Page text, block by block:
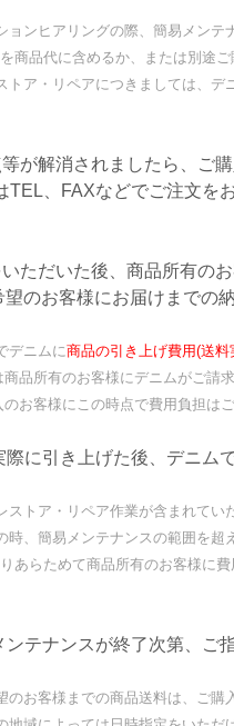
ンヒアリングの際、簡易メンテ
代に含めるか、または別途ご購
ア・リペアにつきましては、デ
が解消されましたら、ご購
、FAXなどでご注文をお
ただいた後、商品所有のお
お客様にお届けまでの納
デニムに商品の引き上げ費用(送料
所有のお客様にデニムがご請求
お客様にこの時点で費用負担はご
に引き上げた後、デニム
トア・リペア作業が含まれてい
、簡易メンテナンスの範囲を超
ためて商品所有のお客様に費用
テナンスが終了次第、ご指
お客様までの商品送料は、ご購